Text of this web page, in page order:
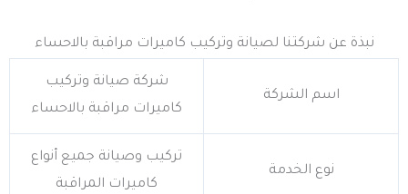
نبذة عن شركتنا لصيانة وتركيب كاميرات مراقبة بالاحساء
اسم الشركة
شركة صيانة وتركيب
كاميرات مراقبة بالاحساء
نوع الخدمة
تركيب وصيانة جميع أنواع
كاميرات المراقبة